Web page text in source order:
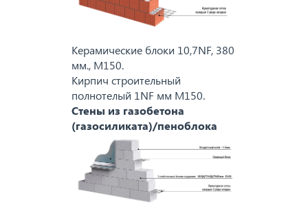
Керамические блоки 10,7NF, 380
мм., M150.
Кирпич строительный
полнотелый 1NF мм M150.
Стены из газобетона
(газосиликата)/пеноблока